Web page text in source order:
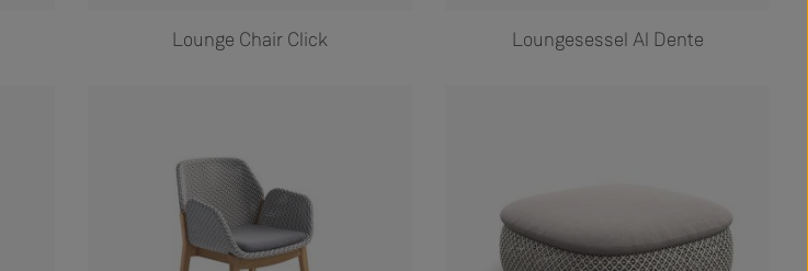
Lounge Chair Click Loungesessel Al Dente